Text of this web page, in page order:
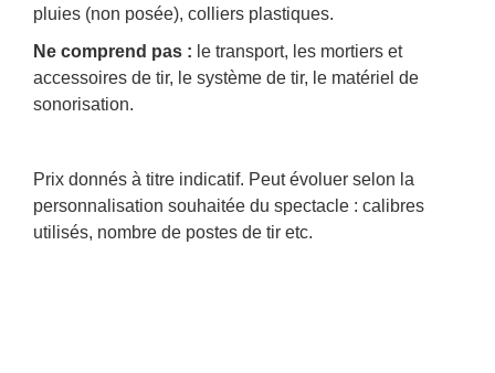
pluies (non posée), colliers plastiques.
Ne comprend pas : le transport, les mortiers et
accessoires de tir, le système de tir, le matériel de
sonorisation.
Prix donnés à titre indicatif. Peut évoluer selon la
personnalisation souhaitée du spectacle : calibres
utilisés, nombre de postes de tir etc.